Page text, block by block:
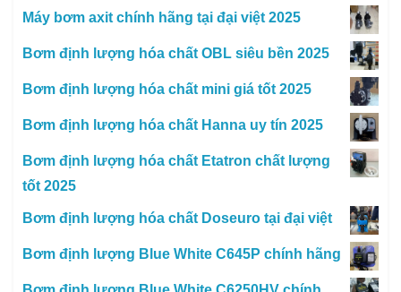
Máy bơm axit chính hãng tại đại việt 2025
Bơm định lượng hóa chất OBL siêu bền 2025
Bơm định lượng hóa chất mini giá tốt 2025
Bơm định lượng hóa chất Hanna uy tín 2025
Bơm định lượng hóa chất Etatron chất lượng
tốt 2025
Bơm định lượng hóa chất Doseuro tại đại việt
Bơm định lượng Blue White C645P chính hãng